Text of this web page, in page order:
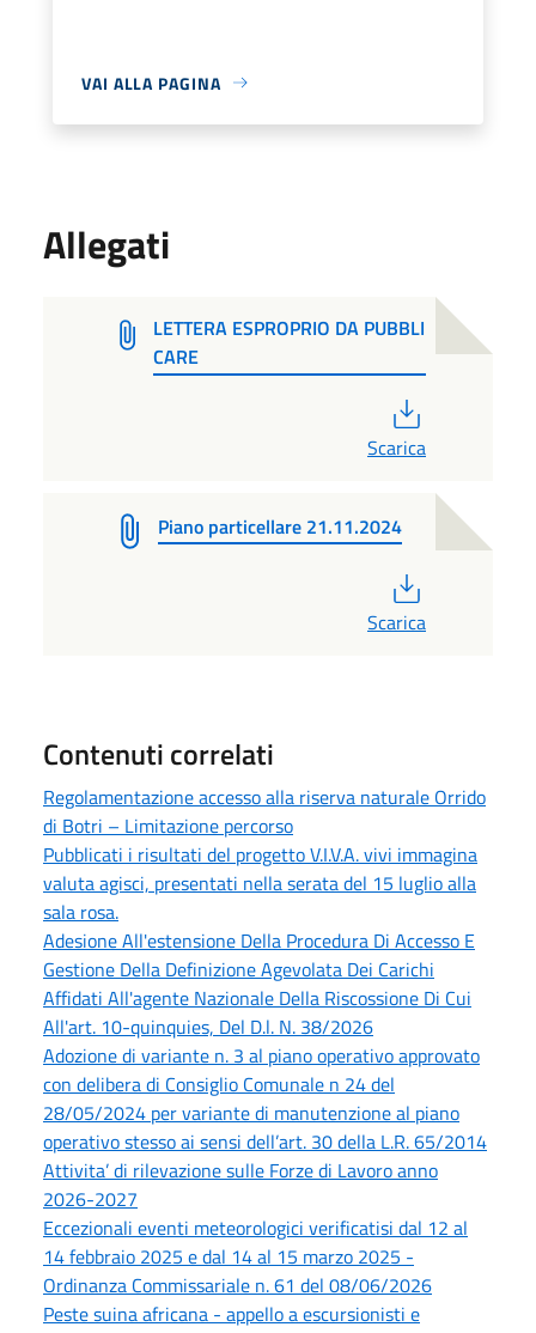
VAI ALLA PAGINA
Allegati
LETTERA ESPROPRIO DA PUBBLI
CARE
Scarica
Piano particellare 21.11.2024
Scarica
Contenuti correlati
Regolamentazione accesso alla riserva naturale Orrido
di Botri – Limitazione percorso
Pubblicati i risultati del progetto V.I.V.A. vivi immagina
valuta agisci, presentati nella serata del 15 luglio alla
sala rosa.
Adesione All'estensione Della Procedura Di Accesso E
Gestione Della Definizione Agevolata Dei Carichi
Affidati All'agente Nazionale Della Riscossione Di Cui
All'art. 10-quinquies, Del D.l. N. 38/2026
Adozione di variante n. 3 al piano operativo approvato
con delibera di Consiglio Comunale n 24 del
28/05/2024 per variante di manutenzione al piano
operativo stesso ai sensi dell’art. 30 della L.R. 65/2014
Attivita’ di rilevazione sulle Forze di Lavoro anno
2026-2027
Eccezionali eventi meteorologici verificatisi dal 12 al
14 febbraio 2025 e dal 14 al 15 marzo 2025 -
Ordinanza Commissariale n. 61 del 08/06/2026
Peste suina africana - appello a escursionisti e